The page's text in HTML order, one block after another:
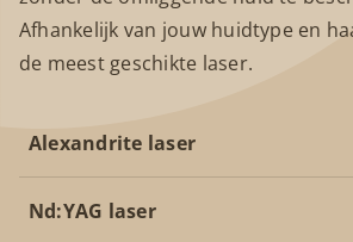
Afhankelijk van jouw huidtype en
de meest geschikte laser.
Alexandrite laser
Nd:YAG laser